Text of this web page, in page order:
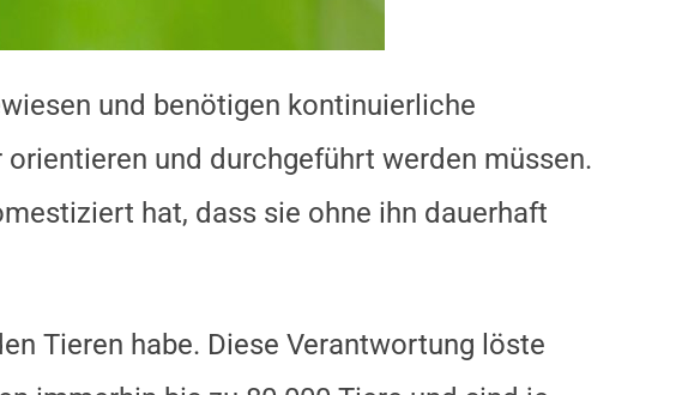
und benötigen kontinuierliche
und durchgeführt werden müssen.
hat, dass sie ohne ihn dauerhaft
Tieren habe. Diese Verantwortung löste